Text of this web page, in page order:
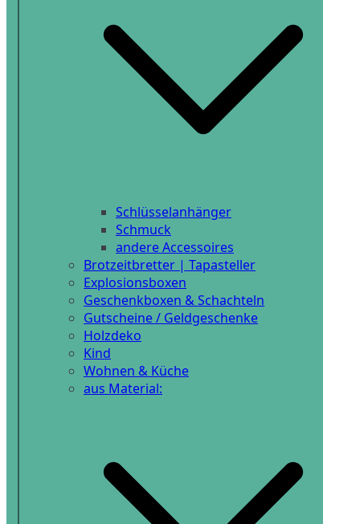
Schlüsselanhänger
Schmuck
andere Accessoires
Brotzeitbretter | Tapasteller
Explosionsboxen
Geschenkboxen & Schachteln
Gutscheine / Geldgeschenke
Holzdeko
Kind
Wohnen & Küche
aus Material: